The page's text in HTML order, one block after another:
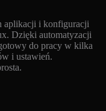
aplikacji i konfiguracji
Dzięki automatyzacji
do pracy w kilka
i ustawień.